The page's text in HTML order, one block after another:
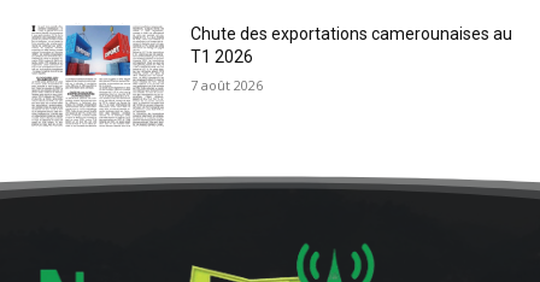
Chute des exportations camerounaises au
T1 2026
7 août 2026